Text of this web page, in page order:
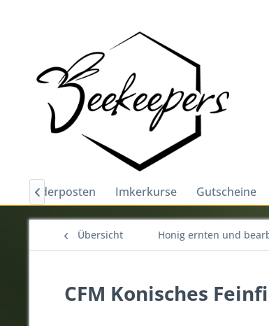
Sonderposten Imkerkurse Gutscheine

Übersicht Honig ernten und
CFM Konisches